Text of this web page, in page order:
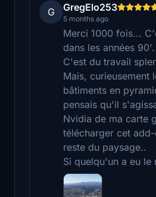
G GregElo253
5 months ago
Merci 1000 fois...
dans les années
C'est du travail
Mais, curieusement
bâtiments en
pensais qu'il
Nvidia de ma carte
télécharger cet
reste du paysage..
Si quelqu'un a eu le